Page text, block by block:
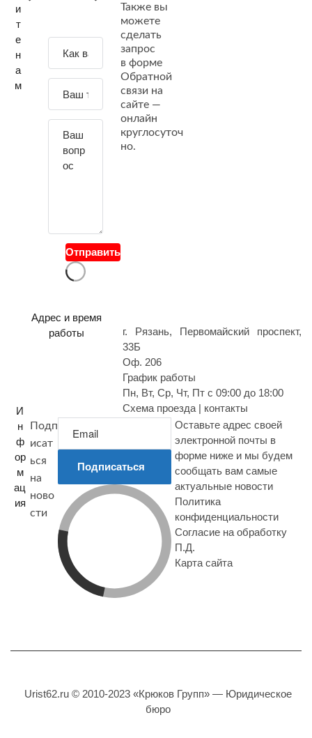
и
т
е
н
а
м
с
Отправить
Также вы
можете
сделать
запрос
в форме
Обратной
связи на
сайте —
онлайн
круглосуточ
но.
Адрес и время
работы
г. Рязань, Первомайский проспект,
33Б
Оф. 206
График работы
Пн, Вт, Ср, Чт, Пт с 09:00 до 18:00
Схема проезда | контакты
И
н
ф
ор
м
ац
ия
Подп
исат
ься
на
ново
сти
Подписаться
Оставьте адрес своей
электронной почты в
форме ниже и мы будем
сообщать вам самые
актуальные новости
Политика
конфиденциальности
Согласие на обработку
П.Д.
Карта сайта
Urist62.ru © 2010-2023 «Крюков Групп» — Юридическое
бюро